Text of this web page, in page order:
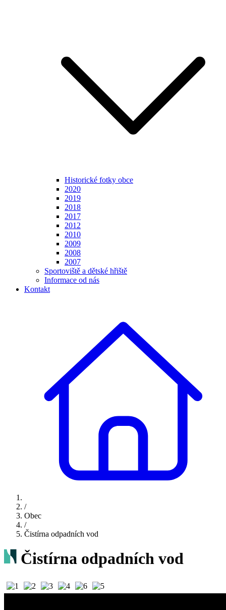
Historické fotky obce
2020
2019
2018
2017
2012
2010
2009
2008
2007
Sportoviště a dětské hřiště
Informace od nás
Kontakt
/
Obec
/
Čistírna odpadních vod
Čistírna odpadních vod